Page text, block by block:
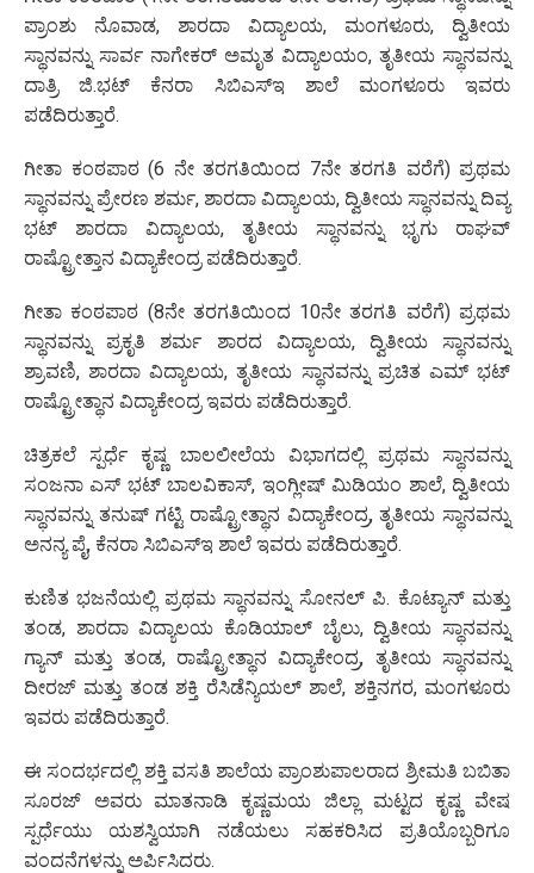
ಪ್ರಾಂಶು ನೊವಾಡ, ಶಾರದಾ ವಿದ್ಯಾಲಯ, ಮಂಗಳೂರು, ದ್ವಿತೀಯ
ಸ್ಥಾನವನ್ನು ಸಾರ್ವ ನಾಗೇಕರ್ ಅಮೃತ ವಿದ್ಯಾಲಯಂ, ತೃತೀಯ ಸ್ಥಾನವನ್ನು
ದಾತ್ರಿ ಜಿ.ಭಟ್ ಕೆನರಾ ಸಿಬಿಎಸ್‌ಇ ಶಾಲೆ ಮಂಗಳೂರು ಇವರು
ಪಡೆದಿರುತ್ತಾರೆ.
ಗೀತಾ ಕಂಠಪಾಠ (6 ನೇ ತರಗತಿಯಿಂದ 7ನೇ ತರಗತಿ ವರೆಗೆ) ಪ್ರಥಮ
ಸ್ಥಾನವನ್ನು ಪ್ರೇರಣ ಶರ್ಮ, ಶಾರದಾ ವಿದ್ಯಾಲಯ, ದ್ವಿತೀಯ ಸ್ಥಾನವನ್ನು ದಿವ್ಯ
ಭಟ್ ಶಾರದಾ ವಿದ್ಯಾಲಯ, ತೃತೀಯ ಸ್ಥಾನವನ್ನು ಭೃಗು ರಾಘವ್
ರಾಷ್ಟ್ರೋತ್ತಾನ ವಿದ್ಯಾಕೇಂದ್ರ ಪಡೆದಿರುತ್ತಾರೆ.
ಗೀತಾ ಕಂಠಪಾಠ (8ನೇ ತರಗತಿಯಿಂದ 10ನೇ ತರಗತಿ ವರೆಗೆ) ಪ್ರಥಮ
ಸ್ಥಾನವನ್ನು ಪ್ರಕೃತಿ ಶರ್ಮ ಶಾರದ ವಿದ್ಯಾಲಯ, ದ್ವಿತೀಯ ಸ್ಥಾನವನ್ನು
ಶ್ರಾವಣಿ, ಶಾರದಾ ವಿದ್ಯಾಲಯ, ತೃತೀಯ ಸ್ಥಾನವನ್ನು ಪ್ರಚಿತ ಎಮ್ ಭಟ್
ರಾಷ್ಟ್ರೋತ್ಥಾನ ವಿದ್ಯಾಕೇಂದ್ರ ಇವರು ಪಡೆದಿರುತ್ತಾರೆ.
ಚಿತ್ರಕಲೆ ಸ್ಪರ್ಧೆ ಕೃಷ್ಣ ಬಾಲಲೀಲೆಯ ವಿಭಾಗದಲ್ಲಿ ಪ್ರಥಮ ಸ್ಥಾನವನ್ನು
ಸಂಜನಾ ಎಸ್ ಭಟ್ ಬಾಲವಿಕಾಸ್, ಇಂಗ್ಲೀಷ್ ಮಿಡಿಯಂ ಶಾಲೆ, ದ್ವಿತೀಯ
ಸ್ಥಾನವನ್ನು ತನುಷ್ ಗಟ್ಟಿ ರಾಷ್ಟ್ರೋ‍ತ್ಥಾನ ವಿದ್ಯಾಕೇಂದ್ರ, ತೃತೀಯ ಸ್ಥಾನವನ್ನು
ಅನನ್ಯ ಪೈ, ಕೆನರಾ ಸಿಬಿಎಸ್‌ಇ ಶಾಲೆ ಇವರು ಪಡೆದಿರುತ್ತಾರೆ.
ಕುಣಿತ ಭಜನೆಯಲ್ಲಿ ಪ್ರಥಮ ಸ್ಥಾನವನ್ನು ಸೋನಲ್ ಪಿ. ಕೊಟ್ಯಾನ್ ಮತ್ತು
ತಂಡ, ಶಾರದಾ ವಿದ್ಯಾಲಯ ಕೊಡಿಯಾಲ್ ಬೈಲು, ದ್ವಿತೀಯ ಸ್ಥಾನವನ್ನು
ಗ್ಯಾನ್ ಮತ್ತು ತಂಡ, ರಾಷ್ಟ್ರೋತ್ಥಾನ ವಿದ್ಯಾಕೇಂದ್ರ, ತೃತೀಯ ಸ್ಥಾನವನ್ನು
ದೀರಜ್ ಮತ್ತು ತಂಡ ಶಕ್ತಿ ರೆಸಿಡೆನ್ಯಿಯಲ್ ಶಾಲೆ, ಶಕ್ತಿನಗರ, ಮಂಗಳೂರು
ಇವರು ಪಡೆದಿರುತ್ತಾರೆ.
ಈ ಸಂದರ್ಭದಲ್ಲಿ ಶಕ್ತಿ ವಸತಿ ಶಾಲೆಯ ಪ್ರಾಂಶುಪಾಲರಾದ ಶ್ರೀಮತಿ ಬಬಿತಾ
ಸೂರಜ್ ಅವರು ಮಾತನಾಡಿ ಕೃಷ್ಣಮಯ ಜಿಲ್ಲಾ ಮಟ್ಟದ ಕೃಷ್ಣ ವೇಷ
ಸ್ಪರ್ಧೆಯು ಯಶಸ್ವಿಯಾಗಿ ನಡೆಯಲು ಸಹಕರಿಸಿದ ಪ್ರತಿಯೊಬ್ಬರಿಗೂ
ವಂದನೆಗಳನ್ನು ಅರ್ಪಿಸಿದರು.